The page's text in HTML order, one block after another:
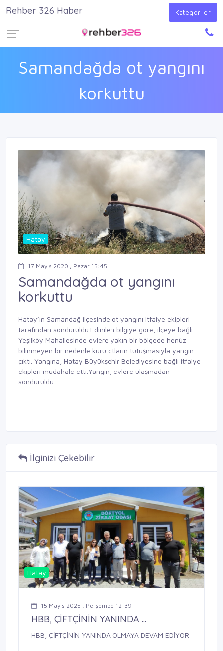
Giriş Yap
Samandağda ot yangını
korkuttu
Rehber 326 Haber Kategoriler
Hatay
17 Mayıs 2020 , Pazar 15:45
Samandağda ot yangını
korkuttu
Hatay’ın Samandağ ilçesinde ot yangını itfaiye ekipleri
tarafından söndürüldü.Edinilen bilgiye göre, ilçeye bağlı
Yeşilköy Mahallesinde evlere yakın bir bölgede henüz
bilinmeyen bir nedenle kuru otların tutuşmasıyla yangın
çıktı. Yangına, Hatay Büyükşehir Belediyesine bağlı itfaiye
ekipleri müdahale etti.Yangın, evlere ulaşmadan
söndürüldü.
İlginizi Çekebilir
Hatay
15 Mayıs 2025 , Perşembe 12:39
HBB, ÇİFTÇİNİN YANINDA ...
HBB, ÇİFTÇİNİN YANINDA OLMAYA DEVAM EDİYOR